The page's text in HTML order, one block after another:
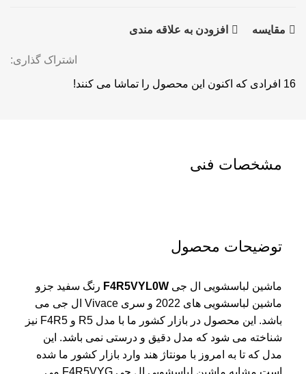
مقايسه افزودن به علاقه مندی
اشتراک گذاری:
16 افرادی که اکنون این محصول را تماشا می کنند!
توضیحات محصول
ماشین لباسشویی ال جی F4R5VYL0W رنگ سفید جزو
ماشین لباسشویی های 2022 و سری Vivace ال جی می
باشد. این محصول در بازار کشور ما با مدل R5 و F4R5 نیز
شناخته می شود که مدل دقیق و درستی نمی باشد. این
مدل که تا به امروز با مونتاژ هند وارد بازار کشور ما شده
است مشابه ماشین لباسشویی ال جی F4R5VYG
می
مشخصات فنی